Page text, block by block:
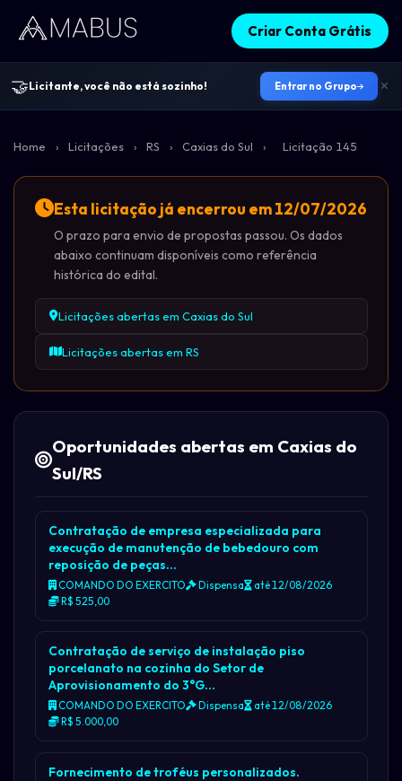
Criar Conta Grátis
🤝Licitante, você não está sozinho! Entrar no Grupo
Home › Licitações › RS › Caxias do Sul › Licitação 145
Esta licitação já encerrou em 12/07/2026
O prazo para envio de propostas passou. Os dados
abaixo continuam disponíveis como referência
histórica do edital.
Licitações abertas em Caxias do Sul
Licitações abertas em RS
Oportunidades abertas em Caxias do
Sul/RS
Contratação de empresa especializada para
execução de manutenção de bebedouro com
reposição de peças…
COMANDO DO EXERCITO Dispensa
até 12/08/2026
R$ 525,00
Contratação de serviço de instalação piso
porcelanato na cozinha do Setor de
Aprovisionamento do 3°G…
COMANDO DO EXERCITO Dispensa
até 12/08/2026
R$ 5.000,00
Fornecimento de troféus personalizados.